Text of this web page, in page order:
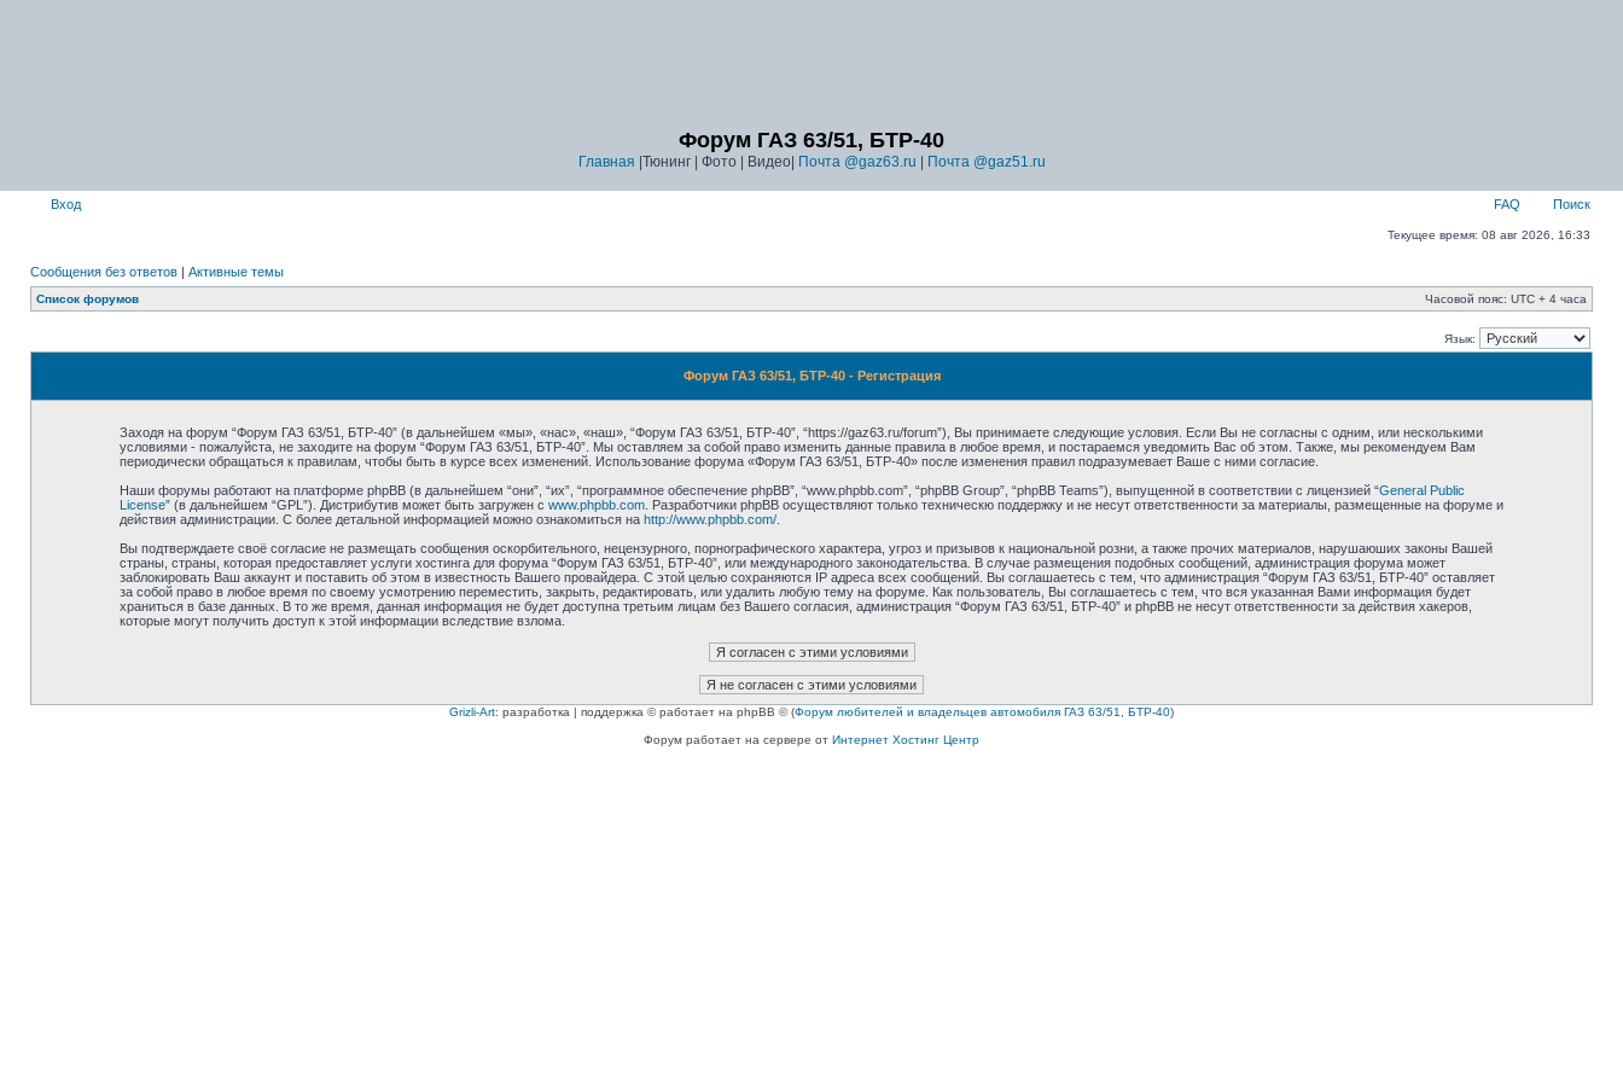
Форум ГАЗ 63/51, БТР-40
Главная |Тюнинг | Фото | Видео| Почта @gaz63.ru Почта @gaz51.ru
Вход FAQ Поиск
Текущее время: 08 авг 2026, 16:33
Сообщения без ответов | Активные темы
Список форумов Часовой пояс: UTC + 4 часа
Язык:
Форум ГАЗ 63/51, БТР-40 - Регистрация
Заходя на форум “Форум ГАЗ 63/51, БТР-40” (в дальнейшем «мы», «нас», «наш», “Форум ГАЗ 63/51, БТР-40”, “https://gaz63.ru/forum”), Вы принимаете следующие условия. Если Вы не согласны с одним, или несколькими
условиями - пожалуйста, не заходите на форум “Форум ГАЗ 63/51, БТР-40”. Мы оставляем за собой право изменить данные правила в любое время, и постараемся уведомить Вас об этом. Также, мы рекомендуем Вам
периодически обращаться к правилам, чтобы быть в курсе всех изменений. Использование форума «Форум ГАЗ 63/51, БТР-40» после изменения правил подразумевает Ваше с ними согласие.
Наши форумы работают на платформе phpBB (в дальнейшем “они”, “их”, “программное обеспечение phpBB”, “www.phpbb.com”, “phpBB Group”, “phpBB Teams”), выпущенной в соответствии с лицензией “General Public
License” (в дальнейшем “GPL”). Дистрибутив может быть загружен с www.phpbb.com. Разработчики phpBB осуществляют только техническю поддержку и не несут ответственности за материалы, размещенные на форуме и
действия администрации. С более детальной информацией можно ознакомиться на http://www.phpbb.com/.
Вы подтверждаете своё согласие не размещать сообщения оскорбительного, нецензурного, порнографического характера, угроз и призывов к национальной розни, а также прочих материалов, нарушаюших законы Вашей
страны, страны, которая предоставляет услуги хостинга для форума “Форум ГАЗ 63/51, БТР-40”, или международного законодательства. В случае размещения подобных сообщений, администрация форума может
заблокировать Ваш аккаунт и поставить об этом в известность Вашего провайдера. С этой целью сохраняются IP адреса всех сообщений. Вы соглашаетесь с тем, что администрация “Форум ГАЗ 63/51, БТР-40” оставляет
за собой право в любое время по своему усмотрению переместить, закрыть, редактировать, или удалить любую тему на форуме. Как пользователь, Вы соглашаетесь с тем, что вся указанная Вами информация будет
храниться в базе данных. В то же время, данная информация не будет доступна третьим лицам без Вашего согласия, администрация “Форум ГАЗ 63/51, БТР-40” и phpBB не несут ответственности за действия хакеров,
которые могут получить доступ к этой информации вследствие взлома.
Grizli-Art: разработка | поддержка © работает на phpBB © (Форум любителей и владельцев автомобиля ГАЗ 63/51, БТР-40)
Форум работает на сервере от Интернет Хостинг Центр